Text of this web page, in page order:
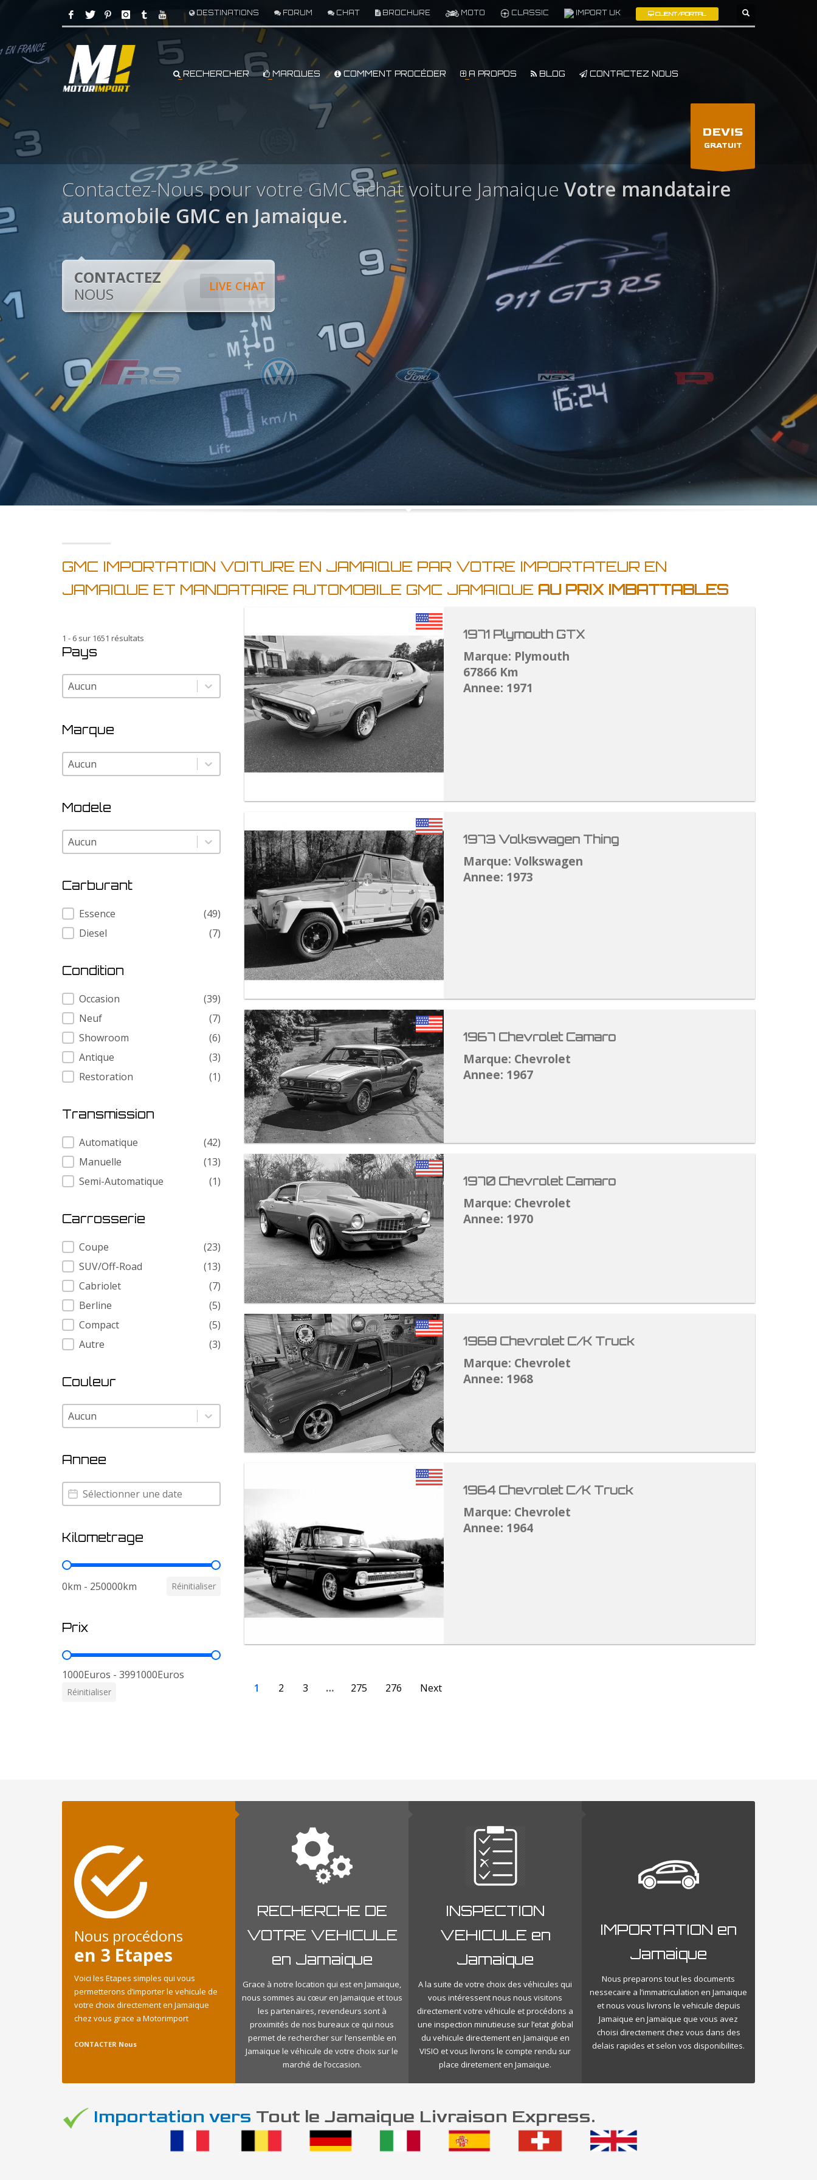
DESTINATIONS FORUM CHAT BROCHURE MOTO CLASSIC IMPORT UK CLIENT/PORTAL
RECHERCHER MARQUES COMMENT PROCÉDER A PROPOS BLOG CONTACTEZ NOUS
DEVIS
GRATUIT
Contactez-Nous pour votre GMC achat voiture Jamaique Votre mandataire
automobile GMC en Jamaique.
LIVE CHAT
CONTACTEZ
NOUS
GMC IMPORTATION VOITURE EN JAMAIQUE PAR VOTRE IMPORTATEUR EN
JAMAIQUE ET MANDATAIRE AUTOMOBILE GMC JAMAIQUE AU PRIX IMBATTABLES
1 - 6 sur 1651 résultats
Pays
Pays
Pays
Marque
Marque
Marque
Modele
Modele
Modele
Carburant
Carburant
Essence
(49)
Diesel
(7)
Condition
Condition
Occasion
(39)
Neuf
(7)
Showroom
(6)
Antique
(3)
Restoration
(1)
Transmission
Transmission
Automatique
(42)
Manuelle
(13)
Semi-Automatique
(1)
Carrosserie
Carrosserie
Coupe
(23)
SUV/Off-Road
(13)
Cabriolet
(7)
Berline
(5)
Compact
(5)
Autre
(3)
Couleur
Couleur
Couleur
Annee
Annee
Annee
Kilometrage
Kilometrage
0km - 250000km Réinitialiser
Prix
Prix
1000Euros - 3991000Euros
Réinitialiser
1971 Plymouth GTX
Marque: Plymouth
67866 Km
Annee: 1971
1973 Volkswagen Thing
Marque: Volkswagen
Annee: 1973
1967 Chevrolet Camaro
Marque: Chevrolet
Annee: 1967
1970 Chevrolet Camaro
Marque: Chevrolet
Annee: 1970
1968 Chevrolet C/K Truck
Marque: Chevrolet
Annee: 1968
1964 Chevrolet C/K Truck
Marque: Chevrolet
Annee: 1964
1 2 3 … 275 276 Next
Nous procédons
en 3 Etapes
Voici les Etapes simples qui vous
permetterons d’importer le vehicule de
votre choix directement en Jamaique
chez vous grace a Motorimport
CONTACTER Nous
RECHERCHE DE
VOTRE VEHICULE
en Jamaique
Grace à notre location qui est en Jamaique,
nous sommes au cœur en Jamaique et tous
les partenaires, revendeurs sont à
proximités de nos bureaux ce qui nous
permet de rechercher sur l’ensemble en
Jamaique le véhicule de votre choix sur le
marché de l’occasion.
INSPECTION
VEHICULE en
Jamaique
A la suite de votre choix des véhicules qui
vous intéressent nous nous visitons
directement votre véhicule et procédons a
une inspection minutieuse sur l’etat global
du vehicule directement en Jamaique en
VISIO et vous livrons le compte rendu sur
place diretement en Jamaique.
IMPORTATION en
Jamaique
Nous preparons tout les documents
nessecaire a l’immatriculation en Jamaique
et nous vous livrons le vehicule depuis
Jamaique en Jamaique que vous avez
choisi directement chez vous dans des
delais rapides et selon vos disponibilites.
Importation vers Tout le Jamaique Livraison Express.